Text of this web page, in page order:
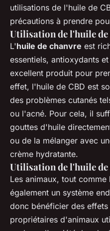
utilisations de l'huile de
précautions à prendre
Utilisation de l'huile de
L'huile de chanvre est
essentiels, antioxydants
excellent produit pour
effet, l'huile de CBD est
des problèmes cutanés
ou l'acné. Pour cela, il
gouttes d'huile
ou de la mélanger avec
crème hydratante.
Utilisation de l'huile
Les animaux, tout
également un système
donc bénéficier des
propriétaires d'animaux